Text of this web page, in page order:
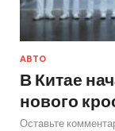
АВТО
В Китае
нового
Оставьте